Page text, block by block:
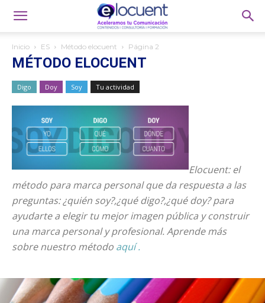
Inicio ES Método elocuent Página 2
MÉTODO ELOCUENT
Digo Doy Soy Tu actividad
Elocuent: el
método para marca personal que da respuesta a las
preguntas: ¿quién soy?,¿qué digo?,¿qué doy? para
ayudarte a elegir tu mejor imagen pública y construir
una marca personal y profesional. Aprende más
sobre nuestro método aquí .